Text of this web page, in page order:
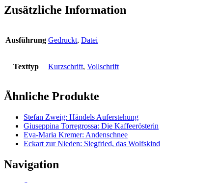
Zusätzliche Information
Ausführung Gedruckt, Datei
Texttyp Kurzschrift, Vollschrift
Ähnliche Produkte
Stefan Zweig: Händels Auferstehung
Giuseppina Torregrossa: Die Kaffeerösterin
Eva-Maria Kremer: Andenschnee
Eckart zur Nieden: Siegfried, das Wolfskind
Navigation